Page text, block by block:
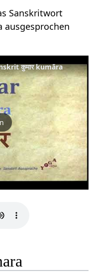
Sanskritwort
ausgesprochen
कुमार kumāra